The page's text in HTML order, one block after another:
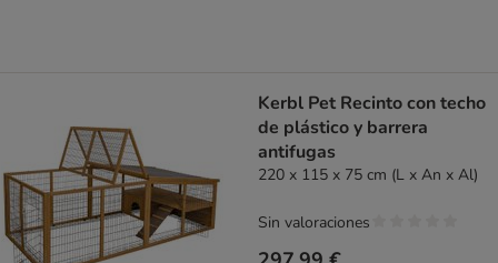
Kerbl Pet Recinto con techo
de plástico y barrera
antifugas
220 x 115 x 75 cm (L x An x Al)
Sin valoraciones